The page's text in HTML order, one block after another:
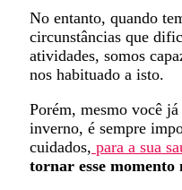
No entanto, quando
circunstâncias que
atividades, somos
nos habituado a isto.
Porém, mesmo você
inverno, é sempre
cuidados, para a sua
tornar esse momento